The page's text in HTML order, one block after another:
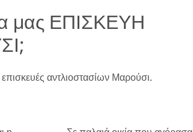
μας ΕΠΙΣΚΕΥΗ
επισκευές αντλιοστασίων Μαρούσι.